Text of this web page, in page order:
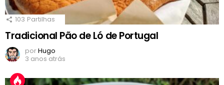
103 Partilhas
Tradicional Pão de Ló de Portugal
porHugo
3 anos atrás